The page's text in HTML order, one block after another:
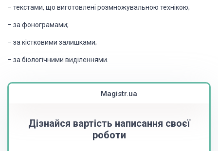
– текстами, що виготовлені розмножувальною технікою;
– за фонограмами;
– за кістковими залишками;
– за біологічними виділеннями.
Magistr.ua
Дізнайся вартість написання своєї
роботи